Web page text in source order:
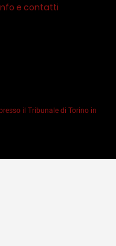
e contatti
il Tribunale di Torino in